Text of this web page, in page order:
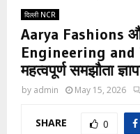
दिल्ली NCR
Aarya Fashions
Engineering
महत्वपूर्ण समझौता
by admin May 15, 2026
SHARE 0